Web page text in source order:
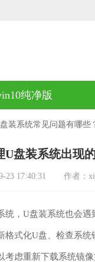
纯净版
装系统常见问题有哪些
盘装系统出现
23 17:40:31 作者：
，U盘装系统也会遇
式化U盘、检查系
虑重新下载系统镜